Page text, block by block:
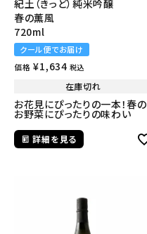
紀土（きっど）純米吟醸
春の薫風
720ml
クール便でお届け
価格 ¥1,634 税込
在庫切れ
お花見にぴったりの一本！春の
お野菜にぴったりの味わい
詳細を見る